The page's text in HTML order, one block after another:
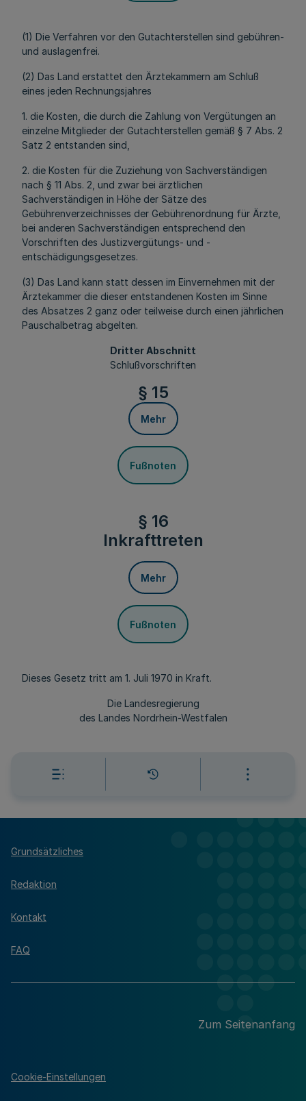
(1) Die Verfahren vor den Gutachterstellen sind gebühren-
und auslagenfrei.
(2) Das Land erstattet den Ärztekammern am Schluß
eines jeden Rechnungsjahres
1. die Kosten, die durch die Zahlung von Vergütungen an
einzelne Mitglieder der Gutachterstellen gemäß § 7 Abs. 2
Satz 2 entstanden sind,
2. die Kosten für die Zuziehung von Sachverständigen
nach § 11 Abs. 2, und zwar bei ärztlichen
Sachverständigen in Höhe der Sätze des
Gebührenverzeichnisses der Gebührenordnung für Ärzte,
bei anderen Sachverständigen entsprechend den
Vorschriften des Justizvergütungs- und -
entschädigungsgesetzes.
(3) Das Land kann statt dessen im Einvernehmen mit der
Ärztekammer die dieser entstandenen Kosten im Sinne
des Absatzes 2 ganz oder teilweise durch einen jährlichen
Pauschalbetrag abgelten.
Dritter Abschnitt
Schlußvorschriften
§ 15
Mehr
Fußnoten
§ 16
Inkrafttreten
Mehr
Fußnoten
Dieses Gesetz tritt am 1. Juli 1970 in Kraft.
Die Landesregierung
des Landes Nordrhein-Westfalen
Grundsätzliches
Redaktion
Kontakt
FAQ
Zum Seitenanfang
Cookie-Einstellungen